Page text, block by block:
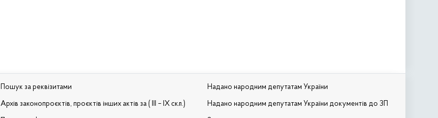
Пошук за реквізитами
Архів законопроєктів, проєктів інших актів за ( III – IX скл.)
Надано народним депутатам України
Надано народним депутатам України документів до ЗП